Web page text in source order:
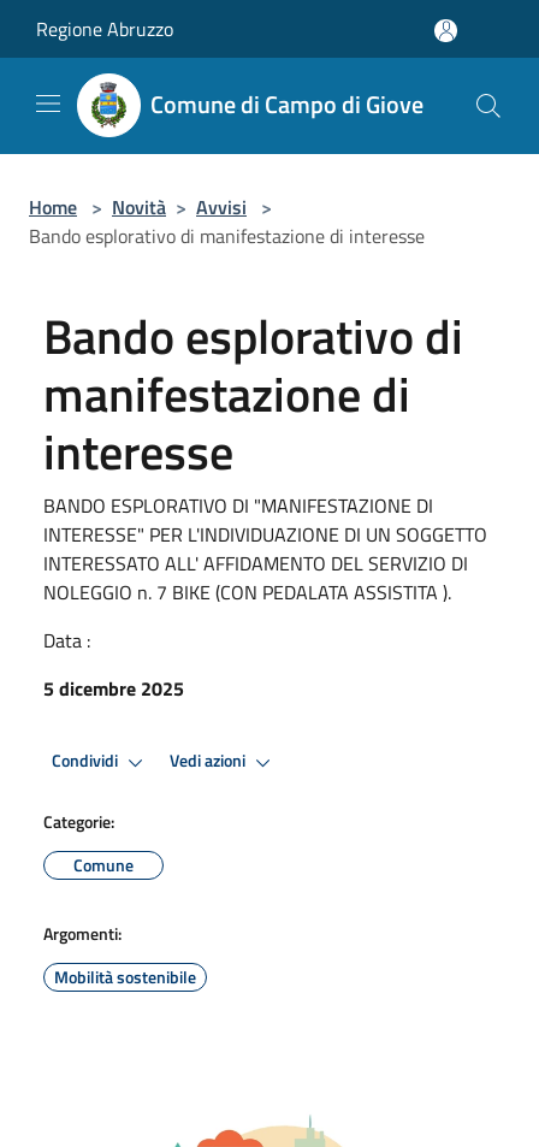
Regione Abruzzo
Comune di Campo di Giove
Home > Novità > Avvisi >
Bando esplorativo di manifestazione di interesse
Bando esplorativo di
manifestazione di
interesse
BANDO ESPLORATIVO DI "MANIFESTAZIONE DI
INTERESSE" PER L'INDIVIDUAZIONE DI UN SOGGETTO
INTERESSATO ALL' AFFIDAMENTO DEL SERVIZIO DI
NOLEGGIO n. 7 BIKE (CON PEDALATA ASSISTITA ).
Data :
5 dicembre 2025
Condividi Vedi azioni
Categorie:
Comune
Argomenti:
Mobilità sostenibile